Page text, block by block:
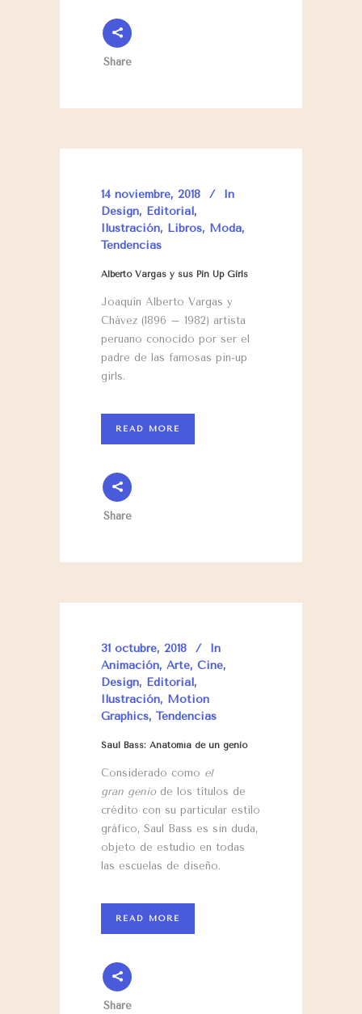
Share
14 noviembre, 2018
In
Design, Editorial,
Ilustración, Libros, Moda,
Tendencias
Alberto Vargas y sus Pin Up Girls
Joaquín Alberto Vargas y
Chávez (1896 – 1982) artista
peruano conocido por ser el
padre de las famosas pin-up
girls.
READ MORE
Share
31 octubre, 2018
In
Animación, Arte, Cine,
Design, Editorial,
Ilustración, Motion
Graphics, Tendencias
Saul Bass: Anatomía de un genio
Considerado como el
gran geniode los títulos de
crédito con su particular estilo
gráfico, Saul Bass es sin duda,
objeto de estudio en todas
las escuelas de diseño.
READ MORE
Share